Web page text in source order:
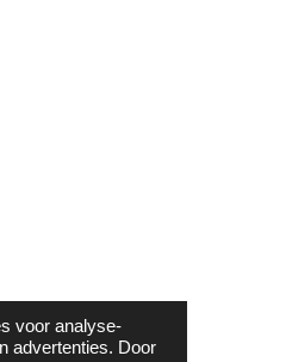
voor analyse-
advertenties. Door